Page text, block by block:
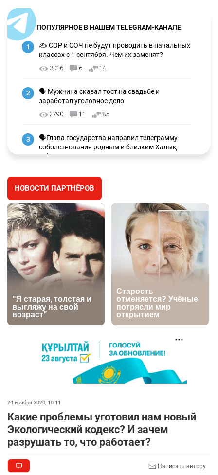
ПОПУЛЯРНОЕ В НАШЕМ TELEGRAM-КАНАЛЕ
1
✍️ СОР и СОЧ не будут проводить в начальных
классах с 1 сентября. Чем их заменят?
3016 6 14
2
🗣 Мужчина сказал тост на свадьбе и
заработал уголовное дело
2790 11 85
3
🗣Глава государства направил телеграмму
соболезнования родным и близким Халық
қаһарманы Ивана Гапича
🇫🇷 Клуб ПСЖ объявил об открытии своей
футбольной академии в Астане
2643 2 39
5
🇺🇸🇯🇵 США и Япония провели совместную
интервенцию для спасения иены
2694 1 16
2723 6
Казахстане продолжают расти цены на
баранину и конину
2452 5 17
9
🏠 Оправданному пастуху из Актобе подарили
квартиру
НОВОСТИ ПАРТНЁРОВ
24 ноября 2020, 10:11
Какие проблемы уготовил нам новый
Экологический кодекс? И зачем
разрушать то, что работает?
Написать автору